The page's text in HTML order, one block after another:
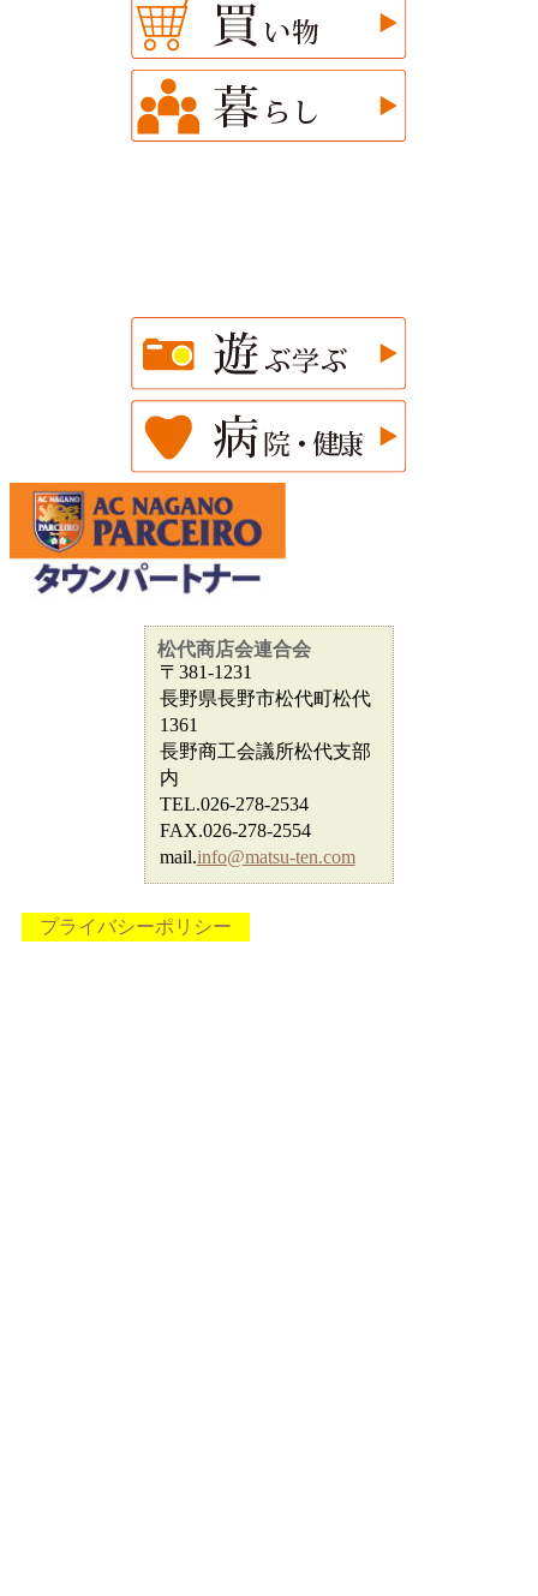
松代商店会連合会
〒381-1231
長野県長野市松代町松代
1361
長野商工会議所松代支部
内
TEL.026-278-2534
FAX.026-278-2554
mail.info@matsu-ten.com
プライバシーポリシー